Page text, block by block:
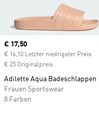
Current price
€ 17,50
€ 16,10 Letzter niedrigster Preis
€ 25 Originalpreis
Adilette Aqua Badeschlappen
Frauen Sportswear
8 Farben